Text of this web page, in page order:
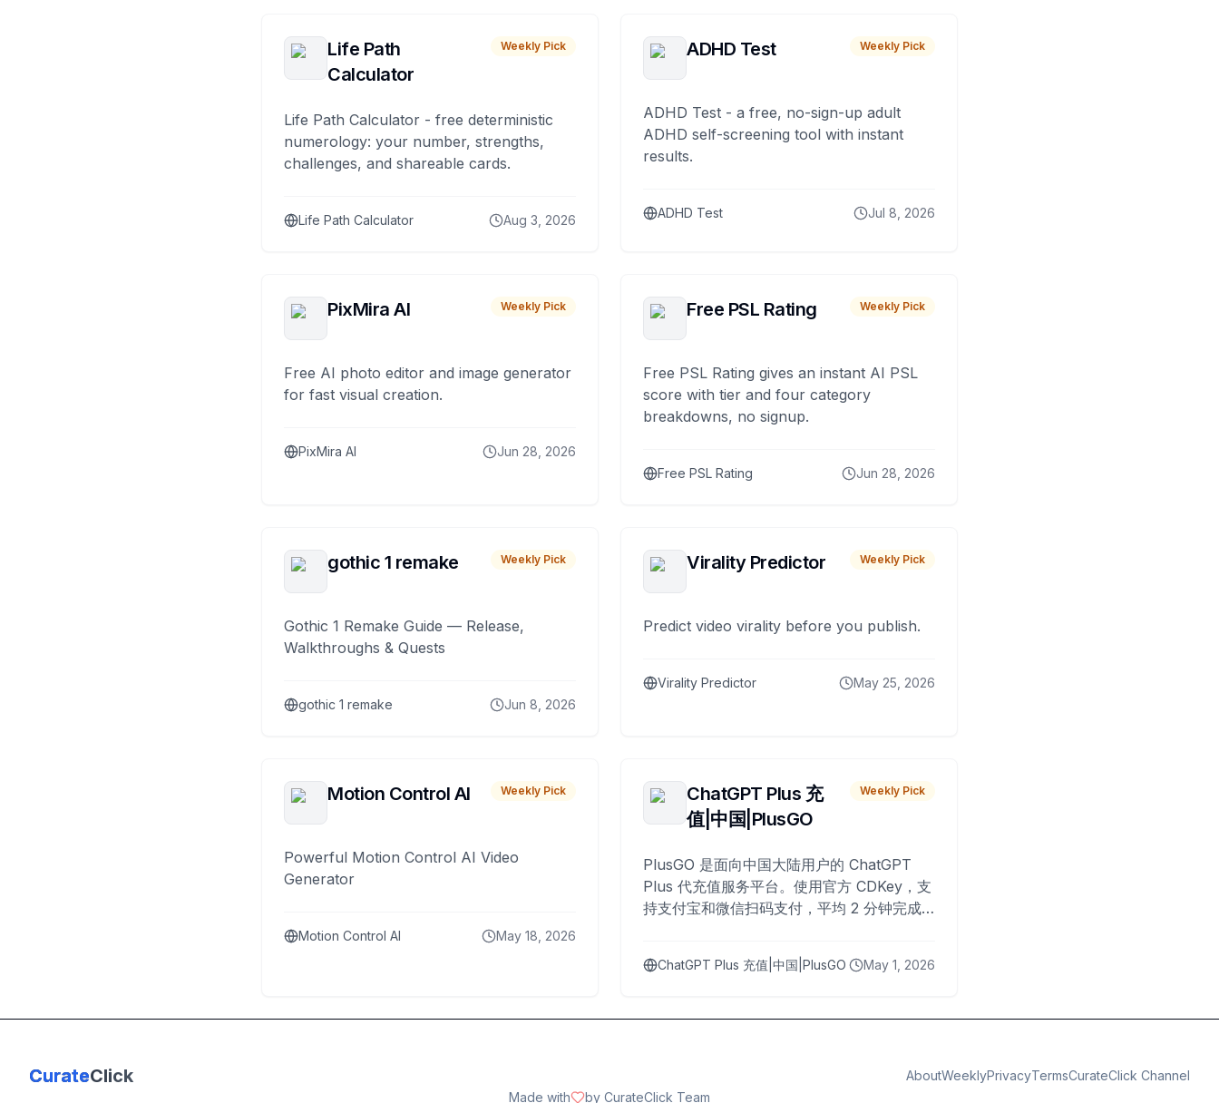
Life Path
Calculator
Weekly Pick
Life Path Calculator - free deterministic
numerology: your number, strengths,
challenges, and shareable cards.
Life Path Calculator Aug 3, 2026
ADHD Test Weekly Pick
ADHD Test - a free, no-sign-up adult
ADHD self-screening tool with instant
results.
ADHD Test Jul 8, 2026
PixMira AI Weekly Pick
Free AI photo editor and image generator
for fast visual creation.
PixMira AI Jun 28, 2026
Free PSL Rating Weekly Pick
Free PSL Rating gives an instant AI PSL
score with tier and four category
breakdowns, no signup.
Free PSL Rating Jun 28, 2026
gothic 1 remake Weekly Pick
Gothic 1 Remake Guide — Release,
Walkthroughs & Quests
gothic 1 remake Jun 8, 2026
Virality Predictor Weekly Pick
Predict video virality before you publish.
Virality Predictor May 25, 2026
Motion Control AI Weekly Pick
Powerful Motion Control AI Video
Generator
Motion Control AI May 18, 2026
ChatGPT Plus 充
值|中国|PlusGO
Weekly Pick
PlusGO 是面向中国大陆用户的 ChatGPT
Plus 代充值服务平台。使用官方 CDKey，支
持支付宝和微信扫码支付，平均 2 分钟完成
ChatGPT Plus 充值|中国|PlusGO May 1, 2026
CurateClick AboutWeeklyPrivacyTermsCurateClick Channel
Made with
by CurateClick Team